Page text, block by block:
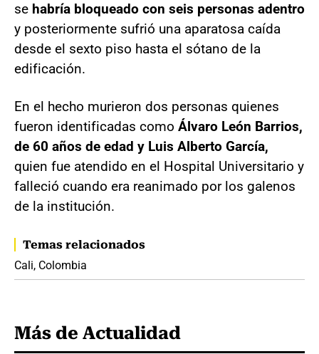
se habría bloqueado con seis personas adentro
y posteriormente sufrió una aparatosa caída
desde el sexto piso hasta el sótano de la
edificación.
En el hecho murieron dos personas quienes
fueron identificadas como Álvaro León Barrios,
de 60 años de edad y Luis Alberto García,
quien fue atendido en el Hospital Universitario y
falleció cuando era reanimado por los galenos
de la institución.
Temas relacionados
Cali, Colombia
Más de Actualidad